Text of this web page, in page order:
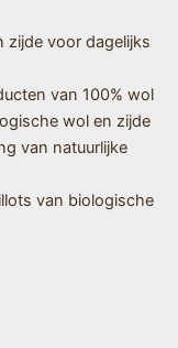
zijde voor dagelijks
van 100% wol
wol en zijde
van natuurlijke
van biologische